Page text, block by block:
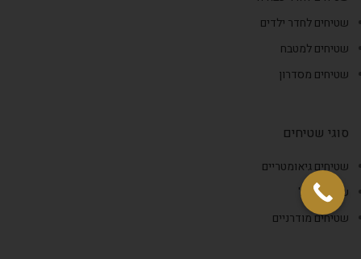
שטיחים לחדר ילדים
שטיחים למטבח
שטיחים מסדרון
סוגי שטיחים
שטיחים גיאומטריים
שטיח וינטג'
שטיחים מודרניים